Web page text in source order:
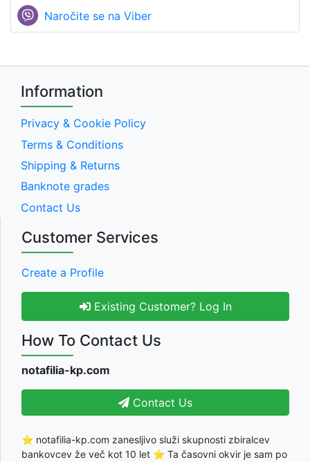
Naročite se na Viber
Information
Privacy & Cookie Policy
Terms & Conditions
Shipping & Returns
Banknote grades
Contact Us
Customer Services
Create a Profile
Existing Customer? Log In
How To Contact Us
notafilia-kp.com
Contact Us
⭐ notafilia-kp.com zanesljivo služi skupnosti zbiralcev
bankovcev že več kot 10 let ⭐ Ta časovni okvir je sam po